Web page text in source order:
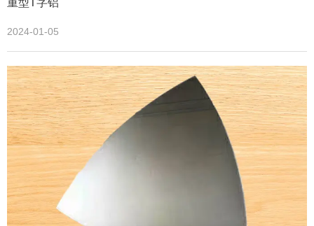
重型T字铝
2024-01-05